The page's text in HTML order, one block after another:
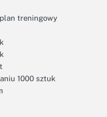
treningowy
1000 sztuk